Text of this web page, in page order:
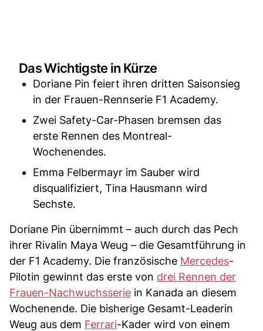
Das Wichtigste in Kürze
Doriane Pin feiert ihren dritten Saisonsieg
in der Frauen-Rennserie F1 Academy.
Zwei Safety-Car-Phasen bremsen das
erste Rennen des Montreal-
Wochenendes.
Emma Felbermayr im Sauber wird
disqualifiziert, Tina Hausmann wird
Sechste.
Doriane Pin übernimmt – auch durch das Pech
ihrer Rivalin Maya Weug – die Gesamtführung in
der F1 Academy. Die französische Mercedes-
Pilotin gewinnt das erste von drei Rennen der
Frauen-Nachwuchsserie in Kanada an diesem
Wochenende. Die bisherige Gesamt-Leaderin
Weug aus dem Ferrari-Kader wird von einem